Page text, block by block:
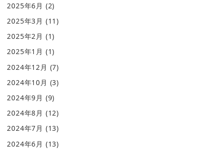
2025年6月 (2)
2025年3月 (11)
2025年2月 (1)
2025年1月 (1)
2024年12月 (7)
2024年10月 (3)
2024年9月 (9)
2024年8月 (12)
2024年7月 (13)
2024年6月 (13)